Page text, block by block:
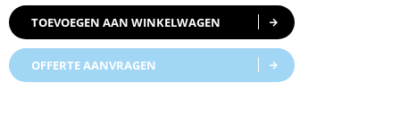
TOEVOEGEN AAN WINKELWAGEN
OFFERTE AANVRAGEN